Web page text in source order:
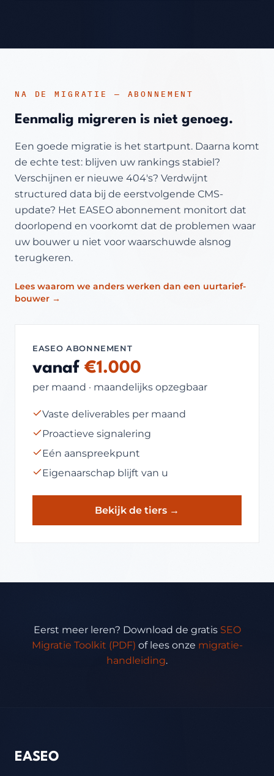
NA DE MIGRATIE — ABONNEMENT
Eenmalig migreren is niet genoeg.
Een goede migratie is het startpunt. Daarna komt
de echte test: blijven uw rankings stabiel?
Verschijnen er nieuwe 404's? Verdwijnt
structured data bij de eerstvolgende CMS-
update? Het EASEO abonnement monitort dat
doorlopend en voorkomt dat de problemen waar
uw bouwer u niet voor waarschuwde alsnog
terugkeren.
Lees waarom we anders werken dan een uurtarief-
bouwer →
EASEO ABONNEMENT
vanaf €1.000
per maand · maandelijks opzegbaar
Vaste deliverables per maand
Proactieve signalering
Eén aanspreekpunt
Eigenaarschap blijft van u
Bekijk de tiers →
Eerst meer leren? Download de gratis SEO
Migratie Toolkit (PDF) of lees onze migratie-
handleiding.
EASEO